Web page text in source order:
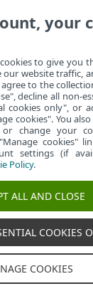
论坛 ESET
your
to give you
our website traffic,
to the
decline all non-
cookies only", or
cookies". You
change your
cookies"
settings (if
Policy.
ALL AND CLOSE
COOKIES
COOKIES